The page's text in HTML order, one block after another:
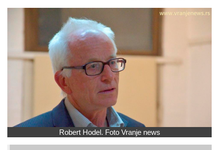
Robert Hodel. Foto Vranje news